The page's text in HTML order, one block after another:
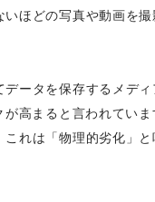
ほどの写真や動画を
ータを保存するメデ
高まると言われてい
れは「物理的劣化」